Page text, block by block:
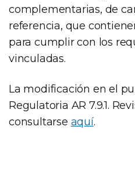
complementarias, de
referencia, que
para cumplir con los
vinculadas.
La modificación en el
Regulatoria AR 7.9.1.
consultarse aquí.